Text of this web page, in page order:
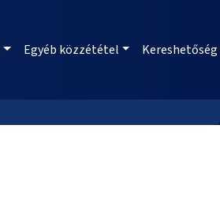
Egyéb közzététel Kereshetőség